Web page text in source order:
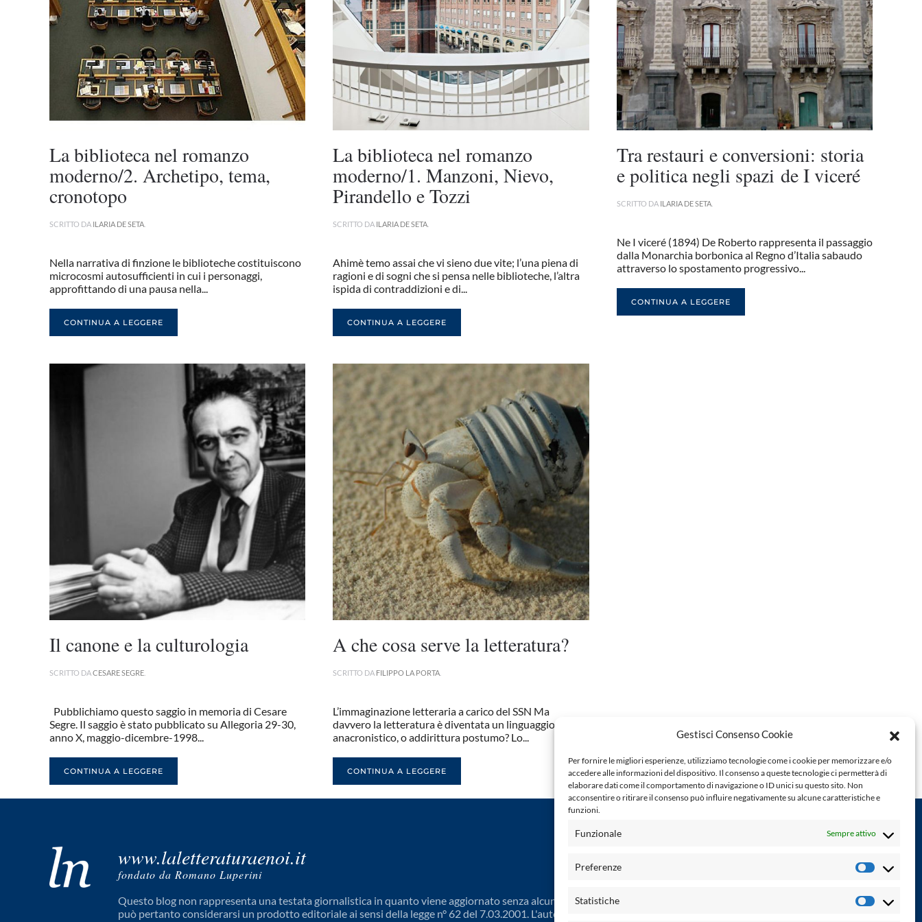
Gestisci Consenso Cookie
Per fornire le migliori esperienze, utilizziamo tecnologie come i cookie per memorizzare e/o
accedere alle informazioni del dispositivo. Il consenso a queste tecnologie ci permetterà di
elaborare dati come il comportamento di navigazione o ID unici su questo sito. Non
acconsentire o ritirare il consenso può influire negativamente su alcune caratteristiche e
funzioni.
Funzionale Sempre attivo
Preferenze
Statistiche
La biblioteca nel romanzo
moderno/2. Archetipo, tema,
cronotopo
SCRITTO DA ILARIA DE SETA
Nella narrativa di finzione le biblioteche costituiscono
microcosmi autosufficienti in cui i personaggi,
approfittando di una pausa nella...
CONTINUA A LEGGERE
La biblioteca nel romanzo
moderno/1. Manzoni, Nievo,
Pirandello e Tozzi
SCRITTO DA ILARIA DE SETA
Ahimè temo assai che vi sieno due vite; l’una piena di
ragioni e di sogni che si pensa nelle biblioteche, l’altra
ispida di contraddizioni e di...
CONTINUA A LEGGERE
Tra restauri e conversioni: storia
e politica negli spazi de I viceré
SCRITTO DA ILARIA DE SETA.
Ne I viceré (1894) De Roberto rappresenta il passaggio
dalla Monarchia borbonica al Regno d’Italia sabaudo
attraverso lo spostamento progressivo...
CONTINUA A LEGGERE
Il canone e la culturologia
SCRITTO DACESARE SEGRE
Pubblichiamo questo saggio in memoria di Cesare
Segre. Il saggio è stato pubblicato su Allegoria 29-30,
anno X, maggio-dicembre-1998...
CONTINUA A LEGGERE
A che cosa serve la letteratura?
SCRITTO DA FILIPPO LA PORTA
L’immaginazione letteraria a carico del SSN Ma
davvero la letteratura è diventata un linguaggio
anacronistico, o addirittura postumo? Lo...
CONTINUA A LEGGERE
www.laletteraturaenoi.it
fondato da Romano Luperini
Questo blog non rappresenta una testata giornalistica in quanto viene aggiornato senza alcuna periodicità. Non
può pertanto considerarsi un prodotto editoriale ai sensi della legge n° 62 del 7.03.2001. L'autore non è
letteraturaenoi.redazione@gmail.com